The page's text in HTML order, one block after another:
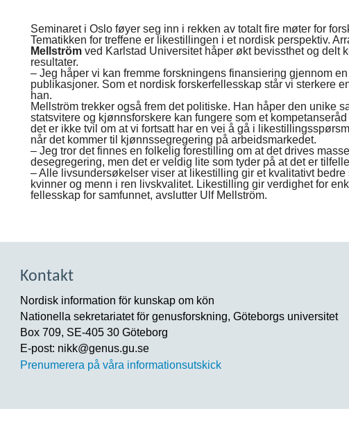
Seminaret i Oslo føyer seg inn i rekken av totalt fire møter for
Tematikken for treffene er likestillingen i et nordisk perspektiv.
Mellström ved Karlstad Universitet håper økt bevissthet og delt
resultater.
– Jeg håper vi kan fremme forskningens finansiering gjennom
publikasjoner. Som et nordisk forskerfellesskap står vi sterkere
han.
Mellström trekker også frem det politiske. Han håper den unike
statsvitere og kjønnsforskere kan fungere som et
det er ikke tvil om at vi fortsatt har en vei å gå i
når det kommer til kjønnssegregering på arbeidsmarkedet.
– Jeg tror det finnes en folkelig forestilling om at det drives
desegregering, men det er veldig lite som tyder på at det er
– Alle livsundersøkelser viser at likestilling gir et kvalitativt bedre
kvinner og menn i ren livskvalitet. Likestilling gir verdighet for
fellesskap for samfunnet, avslutter Ulf Mellström.
Kontakt
Nordisk information för kunskap om kön
Nationella sekretariatet för genusforskning, Göteborgs universitet
Box 709, SE-405 30 Göteborg
E-post: nikk@genus.gu.se
Prenumerera på våra informationsutskick